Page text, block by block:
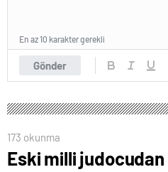
Gönder
En az 10 karakter gerekli
173 okunma
Eski milli judocudan